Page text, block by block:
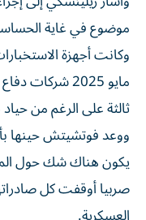
موضوع في غاية
وكانت أجهزة
مايو 2025
ثالثة على الرغم من
ووعد فوتشيتش حينها
يكون هناك شك حول
صربيا أوقفت كل